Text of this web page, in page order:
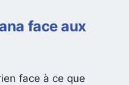
face aux
face à ce que